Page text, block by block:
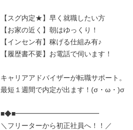
【スグ内定★】早く就職したい方
【お家の近く】朝はゆっくり！
【インセン有】稼げる仕組み有♪
【履歴書不要】お電話で伺います！
キャリアアドバイザーが転職サポート。
最短１週間で内定が出ます！(σ・ω・)σ
■◆■━━━━━━━━━━━━
＼フリーターから初正社員へ！！／